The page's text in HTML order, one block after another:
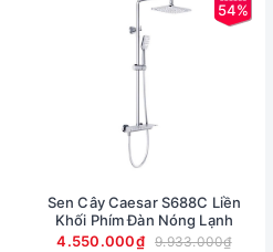
54%
Sen Cây Caesar S688C Liền
Khối Phím Đàn Nóng Lạnh
4.550.000₫
9.933.000₫